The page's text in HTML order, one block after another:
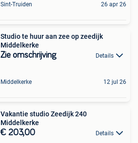
Sint-Truiden 26 apr 26
Studio te huur aan zee op zeedijk
Middelkerke
Zie omschrijving Details
Middelkerke 12 jul 26
Vakantie studio Zeedijk 240
Middelkerke
€ 203,00 Details